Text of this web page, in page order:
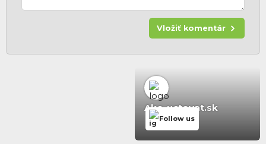
Vložiť komentár
Ako-uctovat.sk
Follow us